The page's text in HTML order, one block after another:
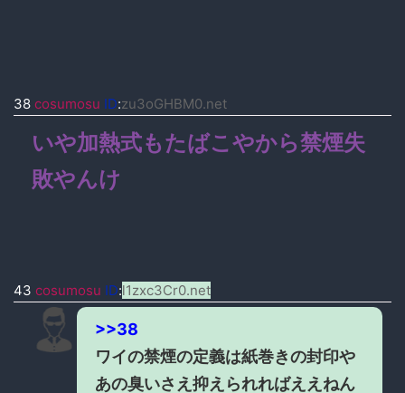
38 cosumosu ID:zu3oGHBM0.net
いや加熱式もたばこやから禁煙失
敗やんけ
43 cosumosu ID:l1zxc3Cr0.net
>>38
ワイの禁煙の定義は紙巻きの封印や
あの臭いさえ抑えられればええねん